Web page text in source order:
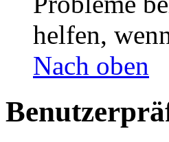
helfen,
Nach oben